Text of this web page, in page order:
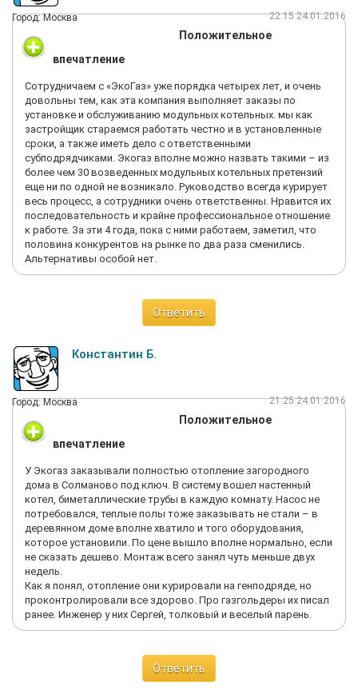
Город: Москва 22:15 24.01.2016
Положительное
впечатление
Сотрудничаем с «ЭкоГаз» уже порядка четырех лет, и очень
довольны тем, как эта компания выполняет заказы по
установке и обслуживанию модульных котельных. мы как
застройщик стараемся работать честно и в установленные
сроки, а также иметь дело с ответственными
субподрядчиками. Экогаз вполне можно назвать такими – из
более чем 30 возведенных модульных котельных претензий
еще ни по одной не возникало. Руководство всегда курирует
весь процесс, а сотрудники очень ответственны. Нравится их
последовательность и крайне профессиональное отношение
к работе. За эти 4 года, пока с ними работаем, заметил, что
половина конкурентов на рынке по два раза сменились.
Альтернативы особой нет.
Ответить
Константин Б.
Город: Москва 21:25 24.01.2016
Положительное
впечатление
У Экогаз заказывали полностью отопление загородного
дома в Солманово под ключ. В систему вошел настенный
котел, биметаллические трубы в каждую комнату. Насос не
потребовался, теплые полы тоже заказывать не стали – в
деревянном доме вполне хватило и того оборудования,
которое установили. По цене вышло вполне нормально, если
не сказать дешево. Монтаж всего занял чуть меньше двух
недель.
Как я понял, отопление они курировали на генподряде, но
проконтролировали все здорово. Про газгольдеры их писал
ранее. Инженер у них Сергей, толковый и веселый парень.
Ответить